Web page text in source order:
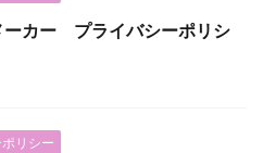
ーカー プライバシーポリシ
リシー